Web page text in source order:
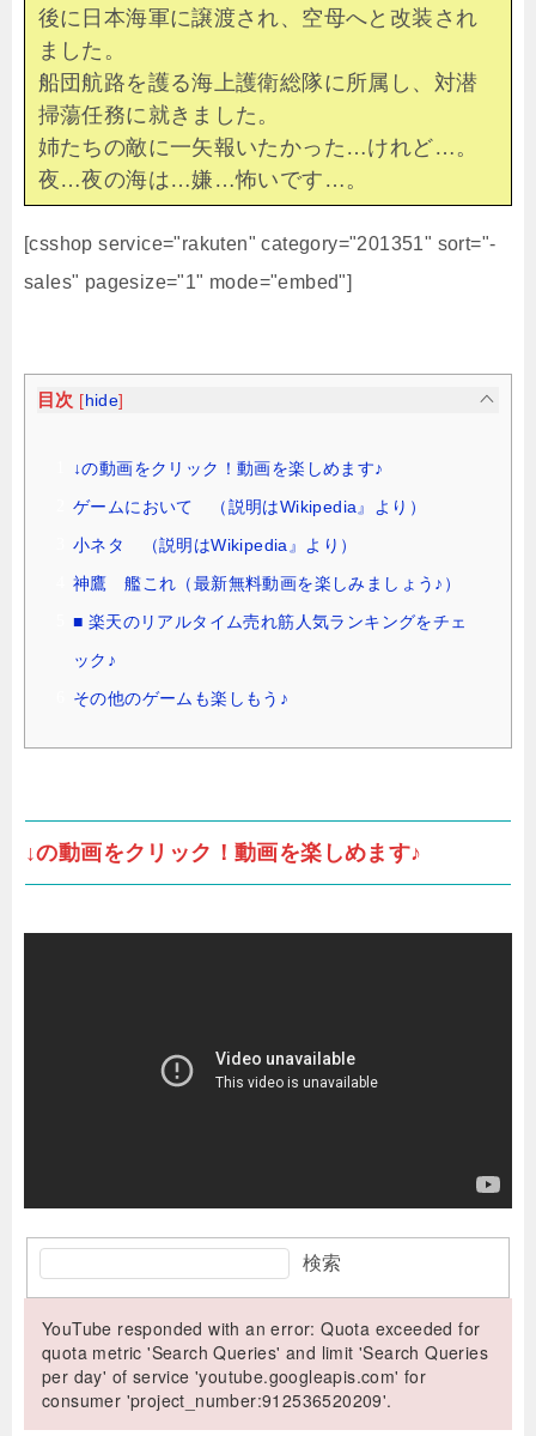
後に日本海軍に譲渡され、空母へと改装され
ました。
船団航路を護る海上護衛総隊に所属し、対潜
掃蕩任務に就きました。
姉たちの敵に一矢報いたかった…けれど…。
夜…夜の海は…嫌…怖いです…。
[csshop service="rakuten" category="201351" sort="-
sales" pagesize="1" mode="embed"]
目次 [ hide]
↓の動画をクリック！動画を楽しめます♪
ゲームにおいて （説明はWikipedia』より）
小ネタ （説明はWikipedia』より）
神鷹 艦これ（最新無料動画を楽しみましょう♪）
■ 楽天のリアルタイム売れ筋人気ランキングをチェ
ック♪
その他のゲームも楽しもう♪
↓の動画をクリック！動画を楽しめます♪
検索
YouTube responded with an error: Quota exceeded for
quota metric 'Search Queries' and limit 'Search Queries
per day' of service 'youtube.googleapis.com' for
consumer 'project_number:912536520209'.